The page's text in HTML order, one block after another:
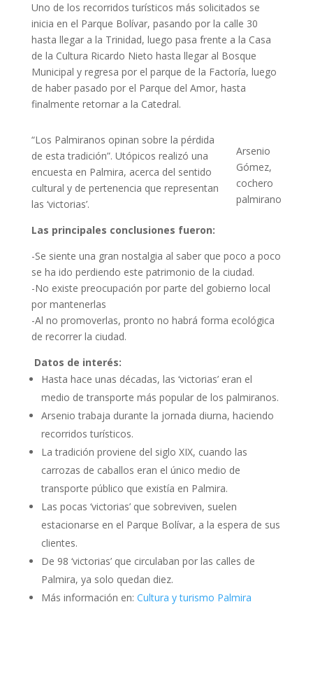
Uno de los recorridos turísticos más solicitados se
inicia en el Parque Bolívar, pasando por la calle 30
hasta llegar a la Trinidad, luego pasa frente a la Casa
de la Cultura Ricardo Nieto hasta llegar al Bosque
Municipal y regresa por el parque de la Factoría, luego
de haber pasado por el Parque del Amor, hasta
finalmente retornar a la Catedral.
Arsenio
Gómez,
cochero
palmirano
“Los Palmiranos opinan sobre la pérdida
de esta tradición”. Utópicos realizó una
encuesta en Palmira, acerca del sentido
cultural y de pertenencia que representan
las ‘victorias’.
Las principales conclusiones fueron:
-Se siente una gran nostalgia al saber que poco a poco
se ha ido perdiendo este patrimonio de la ciudad.
-No existe preocupación por parte del gobierno local
por mantenerlas
-Al no promoverlas, pronto no habrá forma ecológica
de recorrer la ciudad.
Datos de interés:
Hasta hace unas décadas, las ‘victorias’ eran el
medio de transporte más popular de los palmiranos.
Arsenio trabaja durante la jornada diurna, haciendo
recorridos turísticos.
La tradición proviene del siglo XIX, cuando las
carrozas de caballos eran el único medio de
transporte público que existía en Palmira.
Las pocas ‘victorias’ que sobreviven, suelen
estacionarse en el Parque Bolívar, a la espera de sus
clientes.
De 98 ‘victorias’ que circulaban por las calles de
Palmira, ya solo quedan diez.
Más información en: Cultura y turismo Palmira